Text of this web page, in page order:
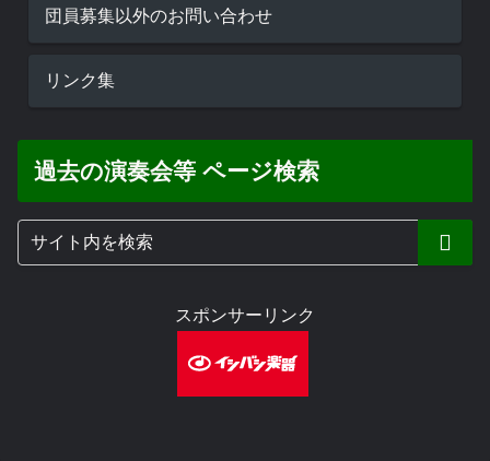
団員募集以外のお問い合わせ
リンク集
過去の演奏会等 ページ検索
スポンサーリンク